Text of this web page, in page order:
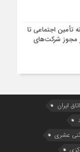
تأمین اجتماعی تا
مجوز شرکت‌های
اتاق ایران
عشری